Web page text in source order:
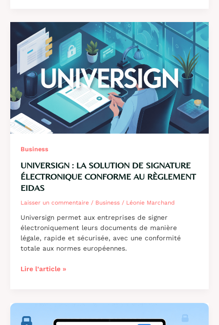
de
gestion
de
notes
de
frais
qui
révolutionne
votre
quotidien
Business
UNIVERSIGN : LA SOLUTION DE SIGNATURE
ÉLECTRONIQUE CONFORME AU RÈGLEMENT
EIDAS
Laisser un commentaire / Business/ Léonie Marchand
Universign permet aux entreprises de signer
électroniquement leurs documents de manière
légale, rapide et sécurisée, avec une conformité
totale aux normes européennes.
Universign
signature
Lire l’article »